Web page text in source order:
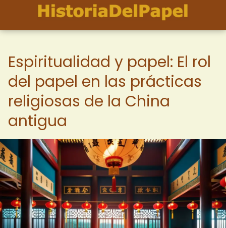
Espiritualidad y papel: El rol
del papel en las prácticas
religiosas de la China
antigua